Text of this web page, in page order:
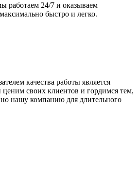
работаем 24/7 и оказываем
быстро и легко.
качества работы является
своих клиентов и гордимся тем,
нашу компанию для длительного